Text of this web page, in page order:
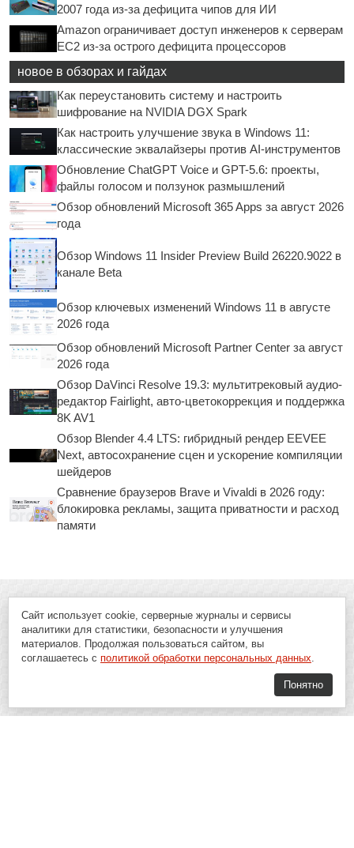
2007 года из-за дефицита чипов для ИИ
Amazon ограничивает доступ инженеров к серверам
EC2 из-за острого дефицита процессоров
новое в обзорах и гайдах
Как переустановить систему и настроить
шифрование на NVIDIA DGX Spark
Как настроить улучшение звука в Windows 11:
классические эквалайзеры против AI-инструментов
Обновление ChatGPT Voice и GPT-5.6: проекты,
файлы голосом и ползунок размышлений
Обзор обновлений Microsoft 365 Apps за август 2026
года
Обзор Windows 11 Insider Preview Build 26220.9022 в
канале Beta
Обзор ключевых изменений Windows 11 в августе
2026 года
Обзор обновлений Microsoft Partner Center за август
2026 года
Обзор DaVinci Resolve 19.3: мультитрековый аудио-
редактор Fairlight, авто-цветокоррекция и поддержка
8K AV1
Обзор Blender 4.4 LTS: гибридный рендер EEVEE
Next, автосохранение сцен и ускорение компиляции
шейдеров
Сравнение браузеров Brave и Vivaldi в 2026 году:
блокировка рекламы, защита приватности и расход
памяти
Сайт использует cookie, серверные журналы и сервисы
аналитики для статистики, безопасности и улучшения
материалов. Продолжая пользоваться сайтом, вы
соглашаетесь с политикой обработки персональных данных.
Понятно